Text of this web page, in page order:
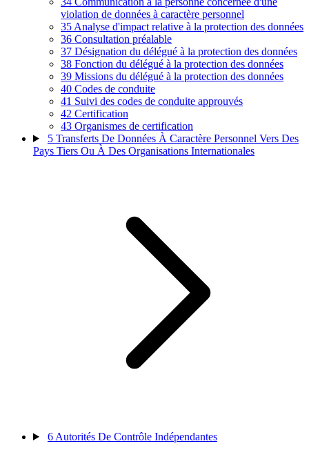
violation de données à caractère personnel
35 Analyse d'impact relative à la protection des données
36 Consultation préalable
37 Désignation du délégué à la protection des données
38 Fonction du délégué à la protection des données
39 Missions du délégué à la protection des données
40 Codes de conduite
41 Suivi des codes de conduite approuvés
42 Certification
43 Organismes de certification
5 Transferts De Données À Caractère Personnel Vers Des
Pays Tiers Ou À Des Organisations Internationales
6 Autorités De Contrôle Indépendantes